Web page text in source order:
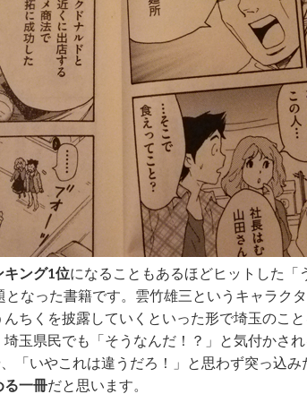
キング1位になることもあるほどヒットした「
なった書籍です。雲竹雄三というキャラク
ちくを披露していくといった形で埼玉のこ
玉県民でも「そうなんだ！？」と気付かさ
「いやこれは違うだろ！」と思わず突っ込み
る一冊だと思います。